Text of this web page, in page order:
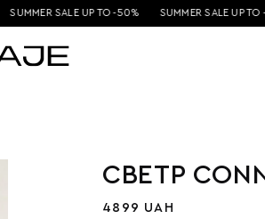
SUMMER SALE UP TO -50% SUMMER SALE UP TO -
СВЕТР
4899 UAH